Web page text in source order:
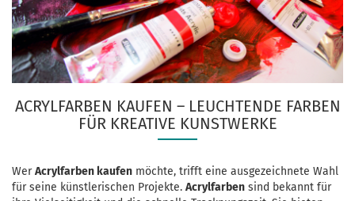
ACRYLFARBEN KAUFEN – LEUCHTENDE FARBEN
FÜR KREATIVE KUNSTWERKE
WerAcrylfarben kaufen möchte, trifft eine ausgezeichnete Wahl
für seine künstlerischen Projekte. Acrylfarben sind bekannt für